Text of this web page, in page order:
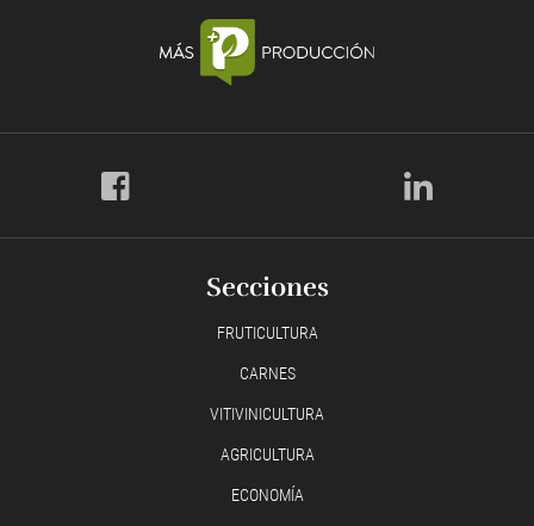
Secciones
FRUTICULTURA
CARNES
VITIVINICULTURA
AGRICULTURA
ECONOMÍA